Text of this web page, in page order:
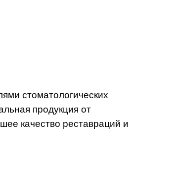
стоматологических
продукция от
качество реставраций и